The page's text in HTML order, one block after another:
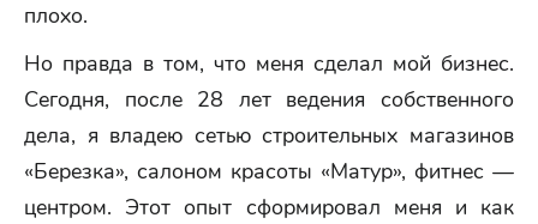
плохо.
Но правда в том, что меня сделал мой бизнес.
Сегодня, после 28 лет ведения собственного
дела, я владею сетью строительных магазинов
«Березка», салоном красоты «Матур», фитнес —
центром. Этот опыт сформировал меня и как